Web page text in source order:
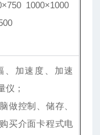
1000×1000
、加速度、加速
仪；
做控制、储存、
买介面卡程式电